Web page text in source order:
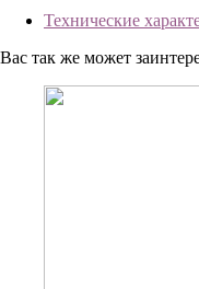
Технические
Вас так же может